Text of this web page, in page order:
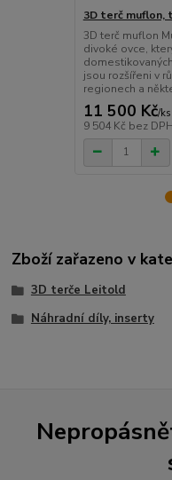
3D terč muflon,
3D terč muflon
divoké ovce,
jsou rozšířeni v
regionech a
11 500 Kč/ks
9 504 Kč bez DPH
Zboží zařazeno v
3D terče Leitold
Náhradní díly, inserty